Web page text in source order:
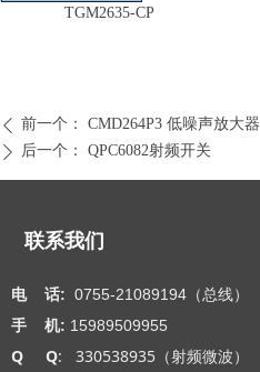
TGM2635-CP
ꄴ 前一个： CMD264P3 低噪声放大器
ꄲ 后一个： QPC6082射频开关
联系我们
电 话: 0755-21089194（总线）
手 机: 15989509955
Q Q: 330538935（射频微波）